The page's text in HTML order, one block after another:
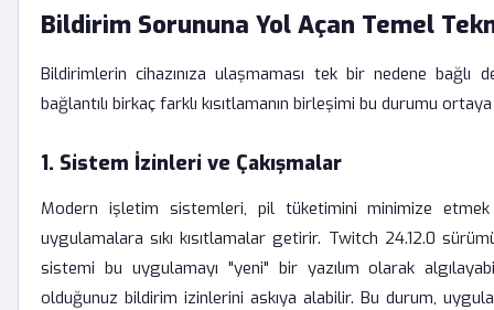
Bildirim Sorununa Yol Açan Temel
Bildirimlerin cihazınıza ulaşmaması tek bir nedene bağlı
bağlantılı birkaç farklı kısıtlamanın birleşimi bu durumu ortaya
1. Sistem İzinleri ve Çakışmalar
Modern işletim sistemleri, pil tüketimini minimize
uygulamalara sıkı kısıtlamalar getirir. Twitch 24.12.0
sistemi bu uygulamayı "yeni" bir yazılım olarak
olduğunuz bildirim izinlerini askıya alabilir. Bu durum,